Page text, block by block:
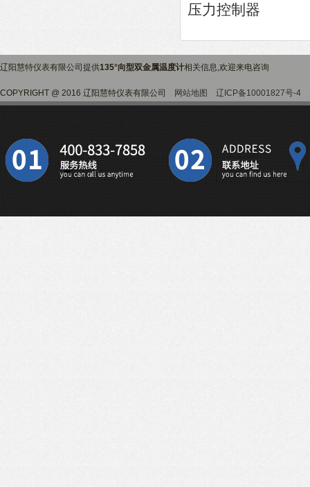
压力控制器
辽阳慧特仪表有限公司提供135°向型双金属温度计相关信息,欢迎来电咨询
COPYRIGHT @ 2016 辽阳慧特仪表有限公司 网站地图 辽ICP备10001827号-4